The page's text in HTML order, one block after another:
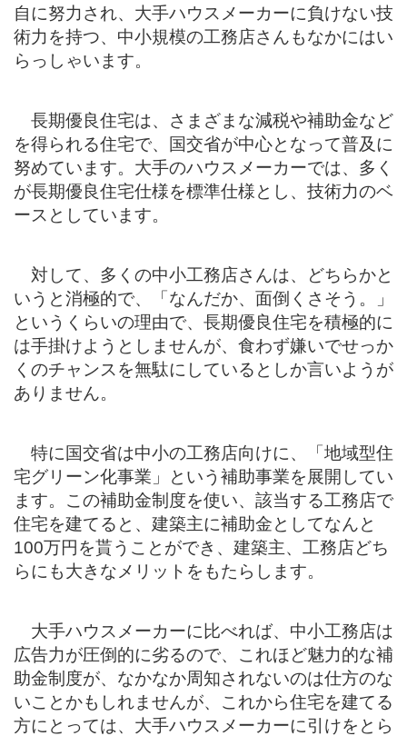
自に努力され、大手ハウスメーカーに負けない技
術力を持つ、中小規模の工務店さんもなかにはい
らっしゃいます。
長期優良住宅は、さまざまな減税や補助金など
を得られる住宅で、国交省が中心となって普及に
努めています。大手のハウスメーカーでは、多く
が長期優良住宅仕様を標準仕様とし、技術力のベ
ースとしています。
対して、多くの中小工務店さんは、どちらかと
いうと消極的で、「なんだか、面倒くさそう。」
というくらいの理由で、長期優良住宅を積極的に
は手掛けようとしませんが、食わず嫌いでせっか
くのチャンスを無駄にしているとしか言いようが
ありません。
特に国交省は中小の工務店向けに、「地域型住
宅グリーン化事業」という補助事業を展開してい
ます。この補助金制度を使い、該当する工務店で
住宅を建てると、建築主に補助金としてなんと
100万円を貰うことができ、建築主、工務店どち
らにも大きなメリットをもたらします。
大手ハウスメーカーに比べれば、中小工務店は
広告力が圧倒的に劣るので、これほど魅力的な補
助金制度が、なかなか周知されないのは仕方のな
いことかもしれませんが、これから住宅を建てる
方にとっては、大手ハウスメーカーに引けをとら